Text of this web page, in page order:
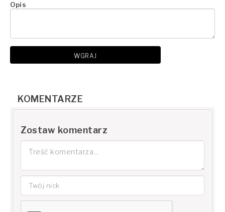
Opis
WGRAJ
KOMENTARZE
Zostaw komentarz